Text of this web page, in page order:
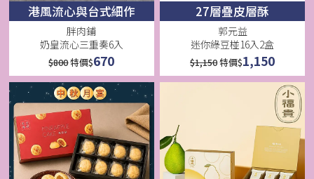
港風流心與台式細作
胖肉鋪
奶皇流心三重奏6入
$800特價$670
27層疊皮層酥
郭元益
迷你綠豆椪16入2盒
$1,150特價$1,150